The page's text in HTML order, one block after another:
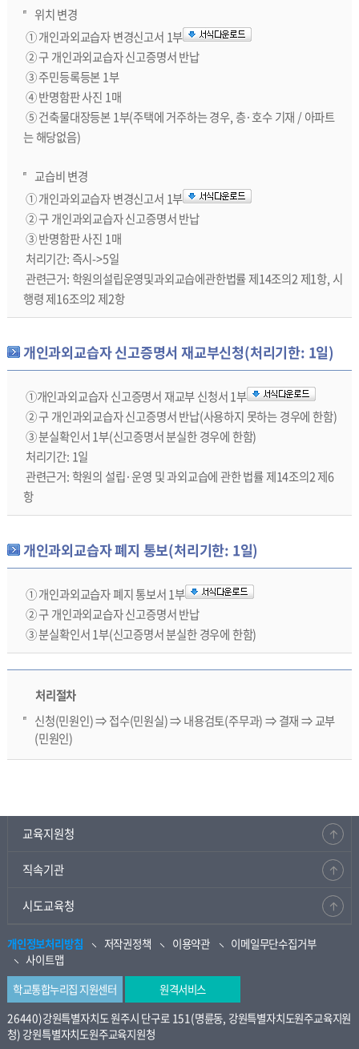
위치 변경
① 개인과외교습자 변경신고서 1부
② 구 개인과외교습자 신고증명서 반납
③ 주민등록등본 1부
④ 반명함판 사진 1매
⑤ 건축물대장등본 1부(주택에 거주하는 경우, 층·호수 기재 / 아파트
는 해당없음)
교습비 변경
① 개인과외교습자 변경신고서 1부
② 구 개인과외교습자 신고증명서 반납
③ 반명함판 사진 1매
처리기간: 즉시->5일
관련근거: 학원의설립운영및과외교습에관한법률 제14조의2 제1항, 시
행령 제16조의2 제2항
개인과외교습자 신고증명서 재교부신청(처리기한: 1일)
①개인과외교습자 신고증명서 재교부 신청서 1부
② 구 개인과외교습자 신고증명서 반납(사용하지 못하는 경우에 한함)
③ 분실확인서 1부(신고증명서 분실한 경우에 한함)
처리기간: 1일
관련근거: 학원의 설립·운영 및 과외교습에 관한 법률 제14조의2 제6
항
개인과외교습자 폐지 통보(처리기한: 1일)
① 개인과외교습자 폐지 통보서 1부
② 구 개인과외교습자 신고증명서 반납
③ 분실확인서 1부(신고증명서 분실한 경우에 한함)
처리절차
신청(민원인) ⇒ 접수(민원실) ⇒ 내용검토(주무과) ⇒ 결재 ⇒ 교부
(민원인)
교육지원청
직속기관
시도교육청
개인정보처리방침 저작권정책 이용약관
이메일무단수집거부
사이트맵
학교통합누리집 지원센터
원격서비스
26440)강원특별자치도 원주시 단구로 151(명륜동, 강원특별자치도원주교육지원
청) 강원특별자치도원주교육지원청